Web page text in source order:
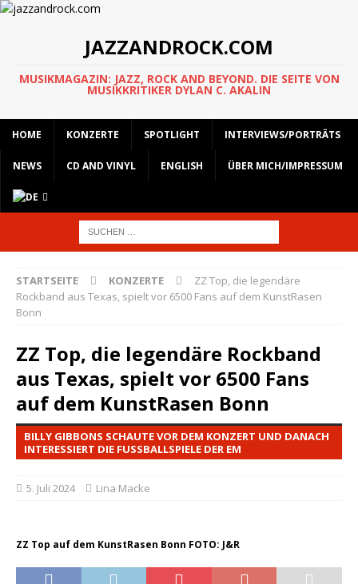
JAZZANDROCK.COM
MUSIKMAGAZIN: JAZZ, ROCK AND BEYOND. DIE SEITE VON
MUSIKKRITIKER DYLAN C. AKALIN
HOME KONZERTE SPOTLIGHT INTERVIEWS/PORTRÄTS
NEWS CD AND VINYL ENGLISH ÜBER MICH/IMPRESSUM
STARTSEITE KONZERTE
ZZ Top, die legendäre
Rockband aus Texas, spielt vor 6500 Fans auf dem KunstRasen
Bonn
ZZ Top, die legendäre Rockband
aus Texas, spielt vor 6500 Fans
auf dem KunstRasen Bonn
BILLY GIBBONS SCHAUTE VOR DEM KONZERT UND DANACH
INTERESSIERT DIE FUSSBALLSPIELE DER EM
5. Juli 2024 Lina Macke
ZZ Top auf dem KunstRasen Bonn FOTO: J&R